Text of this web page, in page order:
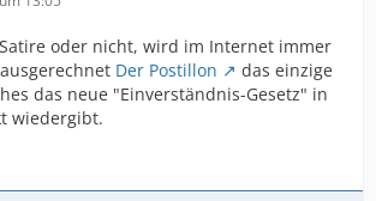
oder nicht, wird im Internet immer
Der Postillon
das einzige
das neue "Einverständnis-Gesetz" in
wiedergibt.